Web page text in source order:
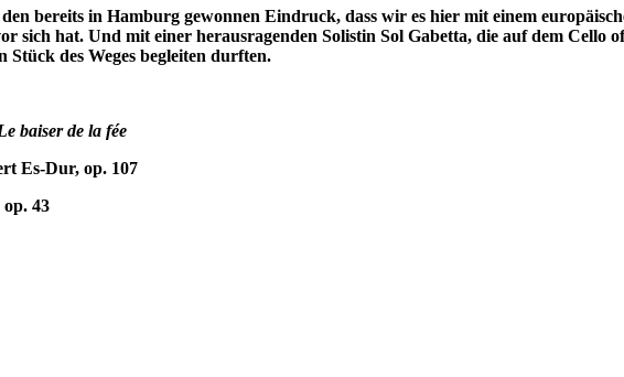
bereits in Hamburg gewonnen Eindruck, dass wir es hier mit einem
sich hat. Und mit einer herausragenden Solistin Sol Gabetta, die auf dem Cello
des Weges begleiten durften.
baiser de la fée
Es-Dur, op. 107
43